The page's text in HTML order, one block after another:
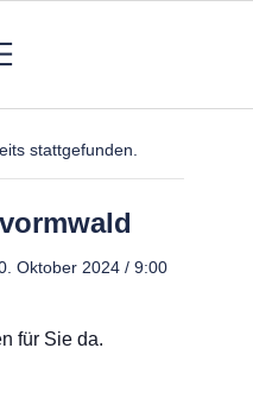
stattgefunden.
Oktober 2024 / 9:00
für Sie da.